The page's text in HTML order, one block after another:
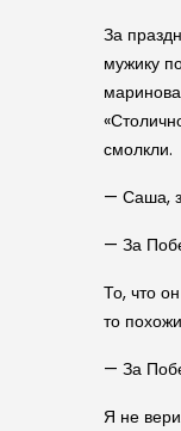
За
мужику
смолкли.
— Саша,
— За
То, что
то
— За
Я не